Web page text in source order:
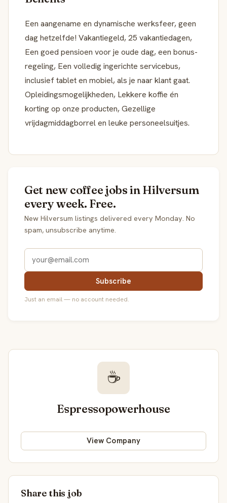
Een aangename en dynamische werksfeer, geen
dag hetzelfde! Vakantiegeld, 25 vakantiedagen,
Een goed pensioen voor je oude dag, een bonus-
regeling, Een volledig ingerichte servicebus,
inclusief tablet en mobiel, als je naar klant gaat.
Opleidingsmogelijkheden, Lekkere koffie én
korting op onze producten, Gezellige
vrijdagmiddagborrel en leuke personeelsuitjes.
Get new coffee jobs in Hilversum
every week. Free.
New Hilversum listings delivered every Monday. No
spam, unsubscribe anytime.
Subscribe
Just an email — no account needed.
☕
Espressopowerhouse
View Company
Share this job